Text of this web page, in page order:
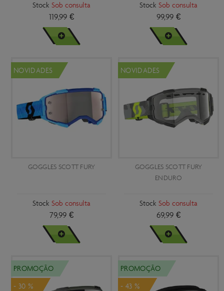
Stock Sob consulta
119,99 €
VER MAIS
Stock Sob consulta
99,99 €
VER MAIS
NOVIDADES
GOGGLES SCOTT FURY
Stock Sob consulta
79,99 €
VER MAIS
NOVIDADES
GOGGLES SCOTT FURY
ENDURO
Stock Sob consulta
69,99 €
VER MAIS
PROMOÇÃO
- 30 %
PROMOÇÃO
- 43 %